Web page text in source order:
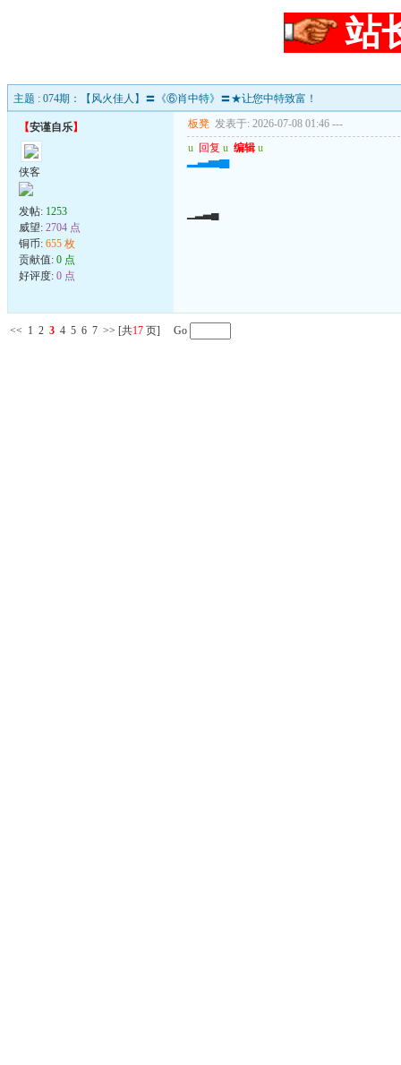
站
主题 : 074期：【风火佳人】〓《⑥肖中特》〓★让您中特致富！
【安谨自乐】
侠客
发帖: 1253
威望: 2704 点
铜币: 655 枚
贡献值: 0 点
好评度: 0 点
板凳 发表于: 2026-07-08 01:46 ---
u 回复 u 编辑 u
▁▂▃▄
▁▂▃▄
<< 1 2 3 4 5 6 7 >> [共17 页] Go